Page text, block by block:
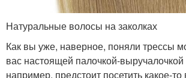
Натуральные волосы на заколках
Как вы уже, наверное, поняли трессы
вас настоящей палочкой-
например, предстоит посетить какое-